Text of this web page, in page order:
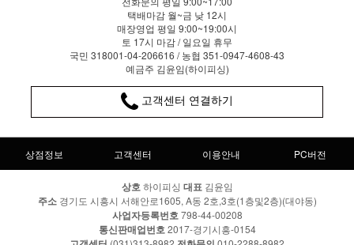
택배마감 월~금 낮 12시
매장영업 평일 9:00~19:00시
토 17시 마감 / 일요일 휴무
국민 318001-04-206616 / 농협 351-0947-4608-43
예금주 김윤임(하이피싱)
고객센터 연결하기
상점정보 고객센터 이용안내 PC버전
상호 하이피싱 대표 김윤임
주소경기도 시흥시 서해안로1605, A동 2호,3호(1층및2층)(대야동)
사업자등록번호 798-44-00208
통신판매업번호 2017-경기시흥-0154